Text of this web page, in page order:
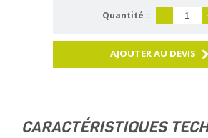
Quantité : -
AJOUTER AU DEVIS
CARACTÉRISTIQUES